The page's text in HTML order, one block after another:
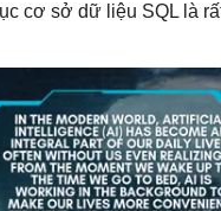
cơ sở dữ liệu SQL là